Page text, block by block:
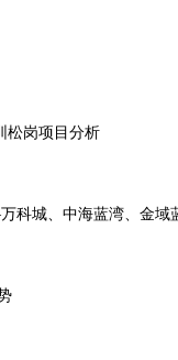
松岗项目分析
科城、中海蓝湾、金域